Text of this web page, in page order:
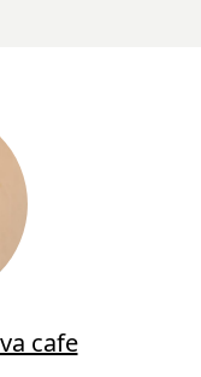
cafe